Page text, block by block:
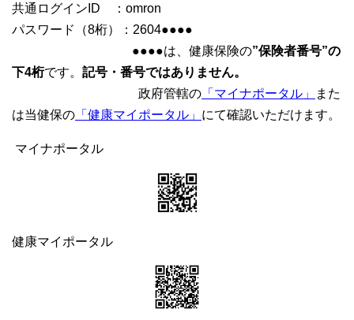
共通ログインID ：omron
パスワード（8桁）：2604●●●●
●●●●は、健康保険の”保険者番号”の
下4桁です。 記号・番号ではありません。
政府管轄の 「マイナポータル」
また
は当健保の 「健康マイポータル」 にて確認いただけます。
マイナポータル
健康マイポータル